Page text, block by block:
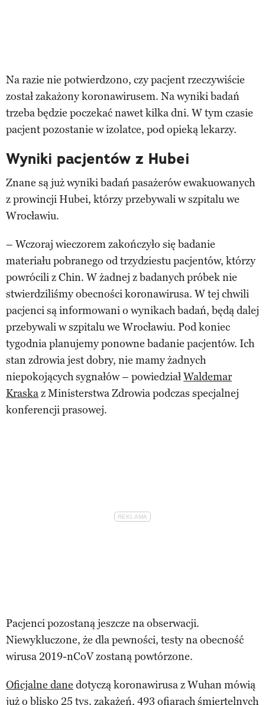
Na razie nie potwierdzono, czy pacjent rzeczywiście
został zakażony koronawirusem. Na wyniki badań
trzeba będzie poczekać nawet kilka dni. W tym czasie
pacjent pozostanie w izolatce, pod opieką lekarzy.
Wyniki pacjentów z Hubei
Znane są już wyniki badań pasażerów ewakuowanych
z prowincji Hubei, którzy przebywali w szpitalu we
Wrocławiu.
– Wczoraj wieczorem zakończyło się badanie
materiału pobranego od trzydziestu pacjentów, którzy
powrócili z Chin. W żadnej z badanych próbek nie
stwierdziliśmy obecności koronawirusa. W tej chwili
pacjenci są informowani o wynikach badań, będą dalej
przebywali w szpitalu we Wrocławiu. Pod koniec
tygodnia planujemy ponowne badanie pacjentów. Ich
stan zdrowia jest dobry, nie mamy żadnych
niepokojących sygnałów – powiedziałWaldemar
Kraskaz Ministerstwa Zdrowia podczas specjalnej
konferencji prasowej.
Pacjenci pozostaną jeszcze na obserwacji.
Niewykluczone, że dla pewności, testy na obecność
wirusa 2019-nCoV zostaną powtórzone.
Oficjalne dane dotyczą koronawirusa z Wuhan mówią
już o blisko 25 tys. zakażeń, 493 ofiarach śmiertelnych